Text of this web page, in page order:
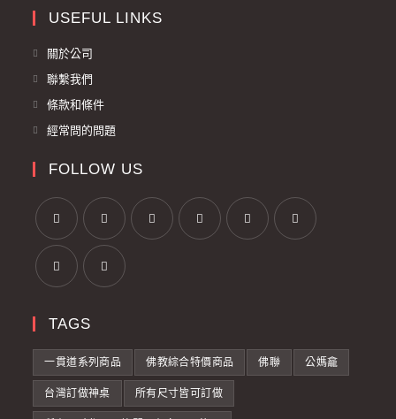
USEFUL LINKS
關於公司
聯繫我們
條款和條件
經常問的問題
FOLLOW US
TAGS
一貫道系列商品 佛教綜合特價商品 佛聯 公媽龕
台灣訂做神桌 所有尺寸皆可訂做